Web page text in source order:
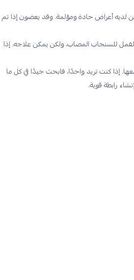
لديه أعراض حادة ومؤلمة. وقد يعضون إذا تم
للسنجاب المصاب، ولكن يمكن علاجه. إذا
إذا كنت تريد واحدًا، فابحث جيدًا في كل ما
رابطة قوية.